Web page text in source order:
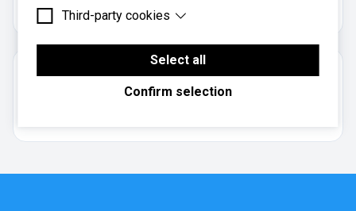
915912974
Om regnskapsbyrået
Essential cookies are cookies that are needed for
Third-party cookies
Third-party cookies are cookies set by third-party
software to enable features such as Google
Maps.
Select all
Confirm selection